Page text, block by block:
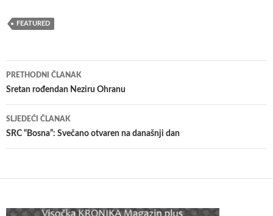
FEATURED
Navigacija
članaka
PRETHODNI ČLANAK
Sretan rođendan Neziru Ohranu
SLJEDEĆI ČLANAK
SRC “Bosna”: Svečano otvaren na današnji dan